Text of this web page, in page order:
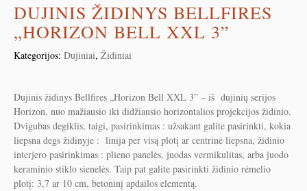
DUJINIS ŽIDINYS BELLFIRES
„HORIZON BELL XXL 3”
Kategorijos: Dujiniai, Židiniai
Dujinis židinys Bellfires „Horizon Bell XXL 3” – iš dujinių serijos
Horizon, nuo mažiausio iki didžiausio horizontalios projekcijos židinio.
Dvigubas degiklis, taigi, pasirinkimas : užsakant galite pasirinkti, kokia
liepsna degs židinyje : linija per visą plotį ar centrinė liepsna, židinio
interjero pasirinkimas : plieno panelės, juodas vermikulitas, arba juodo
keraminio stiklo sienelės. Taip pat galite pasirinkti židinio rėmelio
plotį: 3,7 ar 10 cm, betoninį apdailos elementą.